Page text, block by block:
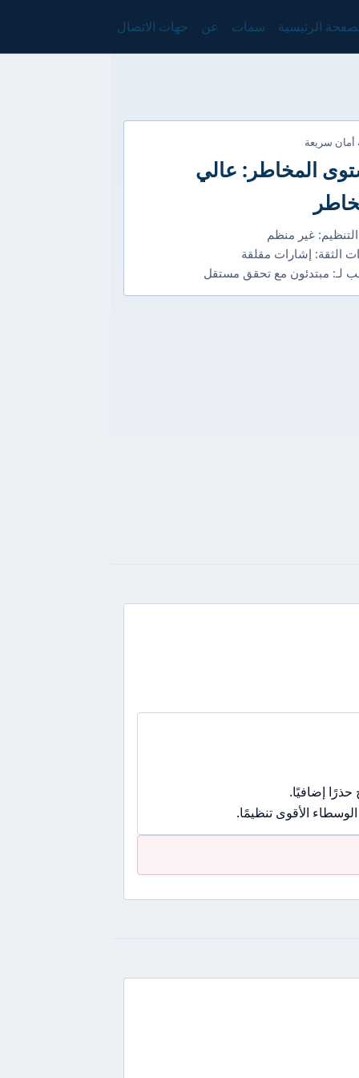
الرئيسية سمات عن جهات الاتصال
أمان سريعة
المخاطر: عالي
غير منظم
الثقة: إشارات مقلقة
لـ: مبتدئون مع تحقق مستقل
إضافيًا.
الأقوى تنظيمًا.